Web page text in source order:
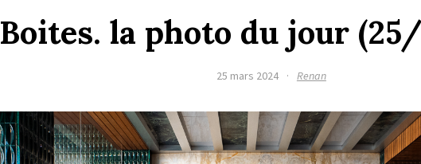
Boites. la photo du jour
25 mars 2024 · Renan